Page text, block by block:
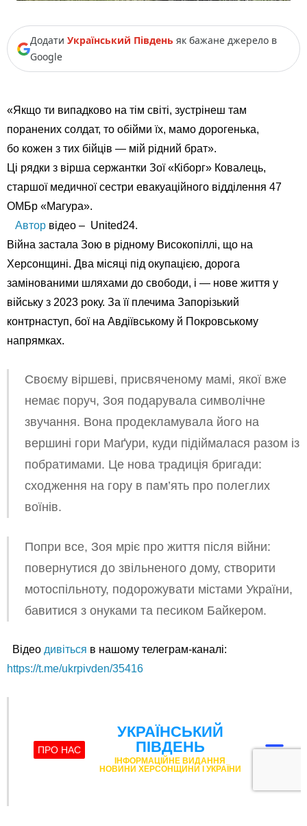
Додати Український Південь як бажане джерело в
Google
«Якщо ти випадково на тім світі, зустрінеш там
поранених солдат, то обійми їх, мамо дорогенька,
бо кожен з тих бійців — мій рідний брат».
Ці рядки з вірша сержантки Зої «Кіборг» Ковалець,
старшої медичної сестри евакуаційного відділення 47
ОМБр «Магура».
Автор відео – United24.
Війна застала Зою в рідному Високопіллі, що на
Херсонщині. Два місяці під окупацією, дорога
замінованими шляхами до свободи, і — нове життя у
війську з 2023 року. За її плечима Запорізький
контрнаступ, бої на Авдіївському й Покровському
напрямках.
Своєму віршеві, присвяченому мамі, якої вже
немає поруч, Зоя подарувала символічне
звучання. Вона продекламувала його на
вершині гори Маґури, куди підіймалася разом із
побратимами. Це нова традиція бригади:
сходження на гору в пам’ять про полеглих
воїнів.
Попри все, Зоя мріє про життя після війни:
повернутися до звільненого дому, створити
мотоспільноту, подорожувати містами України,
бавитися з онуками та песиком Байкером.
Відео дивіться в нашому телеграм-каналі:
https://t.me/ukrpivden/35416